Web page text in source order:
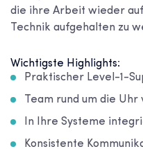
die ihre Arbeit wieder
Technik aufgehalten zu
Wichtigste Highlights:
Praktischer Level-1-
Team rund um die
In Ihre Systeme
Konsistente